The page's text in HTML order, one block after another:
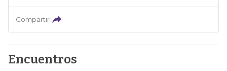
Compartir
Encuentros